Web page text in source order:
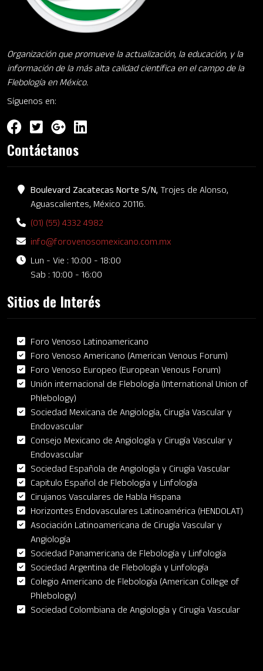
Organización que promueve la actualización, la educación, y la
información de la más alta calidad científica en el campo de la
Flebología en México.
Síguenos en:
Contáctanos
Boulevard Zacatecas Norte S/N, Trojes de Alonso,
Aguascalientes, México 20116.
(01) (55) 4332 4982
info@forovenosomexicano.com.mx
Lun - Vie : 10:00 - 18:00
Sab : 10:00 - 16:00
Sitios de Interés
Foro Venoso Latinoamericano
Foro Venoso Americano (American Venous Forum)
Foro Venoso Europeo (European Venous Forum)
Unión internacional de Flebología (International Union of
Phlebology)
Sociedad Mexicana de Angiología, Cirugía Vascular y
Endovascular
Consejo Mexicano de Angiología y Cirugía Vascular y
Endovascular
Sociedad Española de Angiología y Cirugía Vascular
Capitulo Español de Flebología y Linfología
Cirujanos Vasculares de Habla Hispana
Horizontes Endovasculares Latinoamérica (HENDOLAT)
Asociación Latinoamericana de Cirugía Vascular y
Angiología
Sociedad Panamericana de Flebología y Linfología
Sociedad Argentina de Flebología y Linfología
Colegio Americano de Flebología (American College of
Phlebology)
Sociedad Colombiana de Angiología y Cirugía Vascular